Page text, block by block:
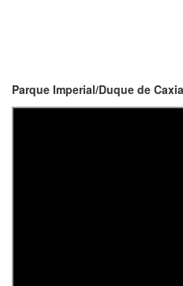
Parque Imperial/Duque de